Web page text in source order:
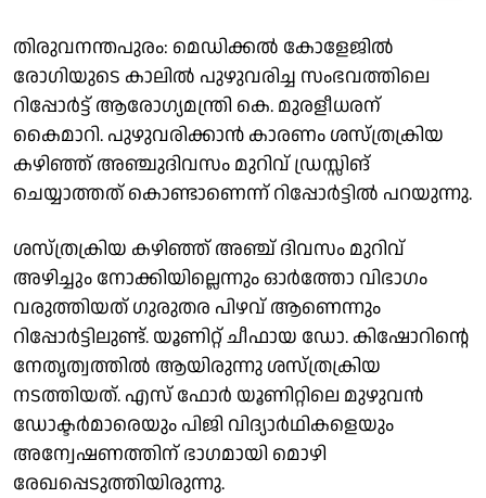
തിരുവനന്തപുരം: മെഡിക്കൽ കോളേജിൽ
രോഗിയുടെ കാലിൽ പുഴുവരിച്ച സംഭവത്തിലെ
റിപ്പോർട്ട് ആരോഗ്യമന്ത്രി കെ. മുരളീധരന്
കൈമാറി. പുഴുവരിക്കാൻ കാരണം ശസ്ത്രക്രിയ
കഴിഞ്ഞ് അഞ്ചുദിവസം മുറിവ് ഡ്രസ്സിങ്
ചെയ്യാത്തത് കൊണ്ടാണെന്ന് റിപ്പോർട്ടിൽ പറയുന്നു.
ശസ്ത്രക്രിയ കഴിഞ്ഞ് അഞ്ച് ദിവസം മുറിവ്
അഴിച്ചും നോക്കിയില്ലെന്നും ഓർത്തോ വിഭാഗം
വരുത്തിയത് ഗുരുതര പിഴവ് ആണെന്നും
റിപ്പോർട്ടിലുണ്ട്. യൂണിറ്റ് ചീഫായ ഡോ. കിഷോറിൻ്റെ
നേതൃത്വത്തിൽ ആയിരുന്നു ശസ്ത്രക്രിയ
നടത്തിയത്. എസ് ഫോർ യൂണിറ്റിലെ മുഴുവൻ
ഡോക്ടർമാരെയും പിജി വിദ്യാർഥികളെയും
അന്വേഷണത്തിന് ഭാഗമായി മൊഴി
രേഖപ്പെടുത്തിയിരുന്നു.